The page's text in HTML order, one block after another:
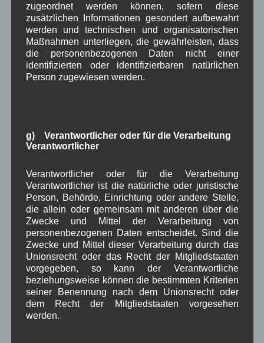
Uhr
im Haus des Gastes
• Mit
Sitzungsprotokoll
auf der Homepage
der Gemeinde Wallgau
Weiterlesen
Aushang Rathaus Dorferneuerung ,Gemeinderat,in Wallgau
Verkehr
Corona: Inzidenz von 200
überschritten
Bekanntmachu
ng
Vollzug des
zugeordnet werden können, sofern diese
zusätzlichen Informationen gesondert aufbewahrt
werden und technischen und organisatorischen
Maßnahmen unterliegen, die gewährleisten, dass
die personenbezogenen Daten nicht einer
identifizierten oder identifizierbaren natürlichen
Person zugewiesen werden.
g) Verantwortlicher oder für die Verarbeitung
Verantwortlicher
Verantwortlicher oder für die Verarbeitung
Verantwortlicher ist die natürliche oder juristische
Person, Behörde, Einrichtung oder andere Stelle,
die allein oder gemeinsam mit anderen über die
Zwecke und Mittel der Verarbeitung von
personenbezogenen Daten entscheidet. Sind die
Zwecke und Mittel dieser Verarbeitung durch das
Unionsrecht oder das Recht der Mitgliedstaaten
vorgegeben, so kann der Verantwortliche
beziehungsweise können die bestimmten Kriterien
seiner Benennung nach dem Unionsrecht oder
dem Recht der Mitgliedstaaten vorgesehen
werden.